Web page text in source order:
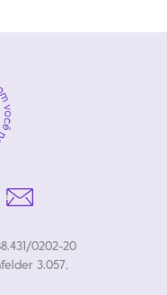
0202-20
3.057,